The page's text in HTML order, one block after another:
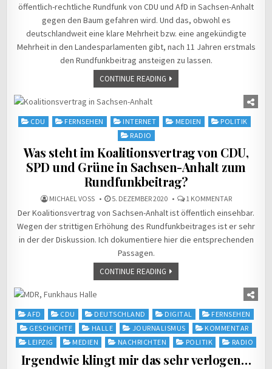
öffentlich-rechtliche Rundfunk von CDU und AfD in Sachsen-Anhalt
gegen den Baum gefahren wird. Und das, obwohl es
deutschlandweit eine klare Mehrheit bzw. eine angekündigte
Mehrheit in den Landesparlamenten gibt, nach 11 Jahren erstmals
den Rundfunkbeitrag ansteigen zu lassen.
CONTINUE READING
Posted
CDU FERNSEHEN INTERNET MEDIEN
POLITIK
RADIO
Was steht im Koalitionsvertrag von CDU,
SPD und Grüne in Sachsen-Anhalt zum
Rundfunkbeitrag?
MICHAEL VOSS 5. DEZEMBER 2020 1 KOMMENTARZU
STEHT
CDU,
Der Koalitionsvertrag von Sachsen-Anhalt ist öffentlich einsehbar.
Wegen der strittigen Erhöhung des Rundfunkbeitrages ist er sehr
in der der Diskussion. Ich dokumentiere hier die entsprechenden
Passagen.
CONTINUE READING
Posted
in
AFD CDU DEUTSCHLAND DIGITAL
FERNSEHEN
GESCHICHTE
HALLE JOURNALISMUS
KOMMENTAR
LEIPZIG
MEDIEN NACHRICHTEN POLITIK RADIO
Irgendwie klingt mir das sehr verlogen…